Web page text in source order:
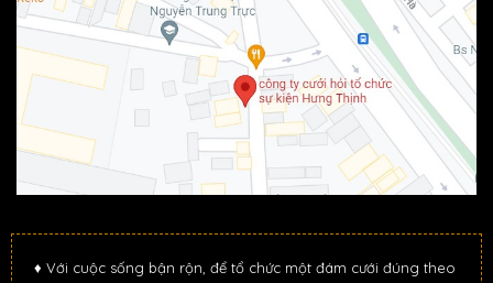
♦ Với cuộc sống bận rộn, để tổ chức một đám cưới đúng theo